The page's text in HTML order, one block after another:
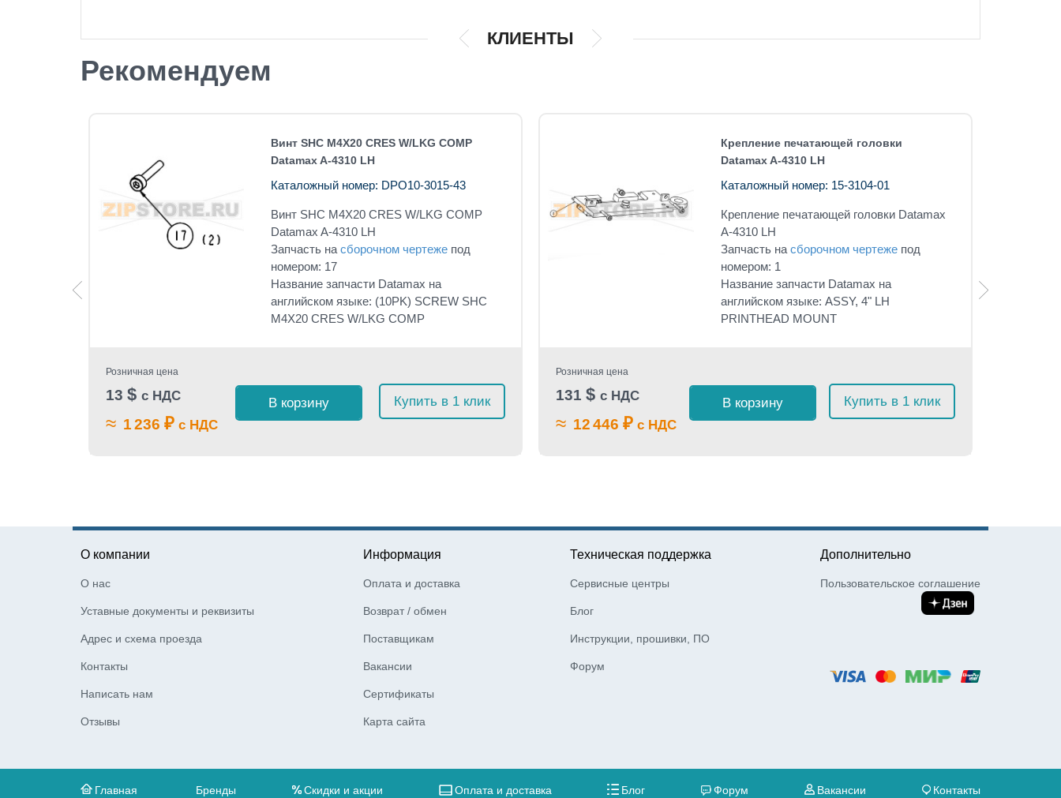
КЛИЕНТЫ
Рекомендуем
Винт SHC M4X20 CRES W/LKG COMP
Datamax A-4310 LH
Каталожный номер: DPO10-3015-43
Винт SHC M4X20 CRES W/LKG COMP
Datamax A-4310 LH
Запчасть на сборочном чертежепод
номером: 17
Название запчасти Datamax на
английском языке: (10PK) SCREW SHC
M4X20 CRES W/LKG COMP
Розничная цена
13 $ с НДС
≈ 1 236 ₽ с НДС
В корзину Купить в 1 клик
Крепление печатающей головки
Datamax A-4310 LH
Каталожный номер: 15-3104-01
Крепление печатающей головки Datamax
A-4310 LH
Запчасть на сборочном чертежепод
номером: 1
Название запчасти Datamax на
английском языке: ASSY, 4" LH
PRINTHEAD MOUNT
Розничная цена
131 $ с НДС
≈ 12 446 ₽ с НДС
В корзину Купить в 1 клик
О компании
О нас
Уставные документы и реквизиты
Адрес и схема проезда
Контакты
Написать нам
Отзывы
Информация
Оплата и доставка
Возврат / обмен
Поставщикам
Вакансии
Сертификаты
Карта сайта
Техническая поддержка
Сервисные центры
Блог
Инструкции, прошивки, ПО
Форум
Дополнительно
Пользовательское соглашение
Главная Бренды Скидки и акции Оплата и доставка Блог Форум Вакансии Контакты